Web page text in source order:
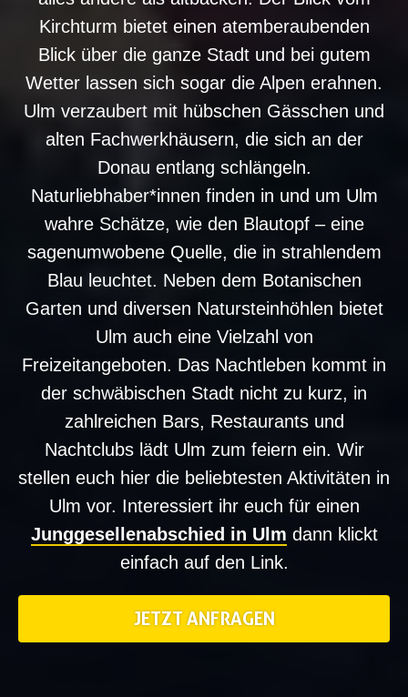
Kirchturm bietet einen atemberaubenden
Blick über die ganze Stadt und bei gutem
Wetter lassen sich sogar die Alpen erahnen.
Ulm verzaubert mit hübschen Gässchen und
alten Fachwerkhäusern, die sich an der
Donau entlang schlängeln.
Naturliebhaber*innen finden in und um Ulm
wahre Schätze, wie den Blautopf – eine
sagenumwobene Quelle, die in strahlendem
Blau leuchtet. Neben dem Botanischen
Garten und diversen Natursteinhöhlen bietet
Ulm auch eine Vielzahl von
Freizeitangeboten. Das Nachtleben kommt in
der schwäbischen Stadt nicht zu kurz, in
zahlreichen Bars, Restaurants und
Nachtclubs lädt Ulm zum feiern ein. Wir
stellen euch hier die beliebtesten Aktivitäten in
Ulm vor. Interessiert ihr euch für einen
Junggesellenabschied in Ulm dann klickt
einfach auf den Link.
JETZT ANFRAGEN